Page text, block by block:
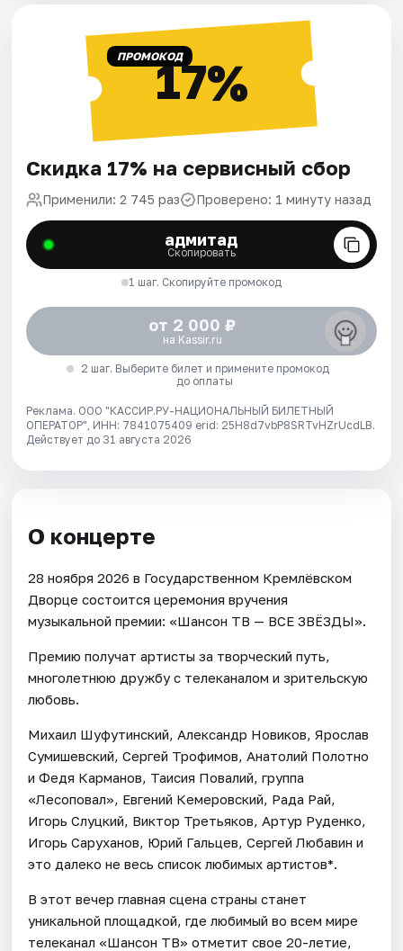
ПРОМОКОД17%
Скидка 17% на сервисный сбор
Применили: 2 745 раз Проверено: 1 минуту назад
адмитад
Скопировать
1 шаг. Скопируйте промокод
от 2 000 ₽
на Kassir.ru
2 шаг. Выберите билет и примените промокод
до оплаты
Реклама. ООО "КАССИР.РУ-НАЦИОНАЛЬНЫЙ БИЛЕТНЫЙ
ОПЕРАТОР", ИНН: 7841075409 erid: 25H8d7vbP8SRTvHZrUcdLB.
Действует до 31 августа 2026
О концерте
28 ноября 2026 в Государственном Кремлёвском
Дворце состоится церемония вручения
музыкальной премии: «Шансон ТВ — ВСЕ ЗВЁЗДЫ».
Премию получат артисты за творческий путь,
многолетнюю дружбу с телеканалом и зрительскую
любовь.
Михаил Шуфутинский, Александр Новиков, Ярослав
Сумишевский, Сергей Трофимов, Анатолий Полотно
и Федя Карманов, Таисия Повалий, группа
«Лесоповал», Евгений Кемеровский, Рада Рай,
Игорь Слуцкий, Виктор Третьяков, Артур Руденко,
Игорь Саруханов, Юрий Гальцев, Сергей Любавин и
это далеко не весь список любимых артистов*.
В этот вечер главная сцена страны станет
уникальной площадкой, где любимый во всем мире
телеканал «Шансон ТВ» отметит свое 20-летие,